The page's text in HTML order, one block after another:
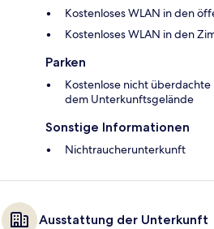
Kostenloses WLAN in den
Kostenloses WLAN in den
Parken
Kostenlose nicht überdachte
dem Unterkunftsgelände
Sonstige Informationen
Nichtraucherunterkunft
Ausstattung der Unterkunft